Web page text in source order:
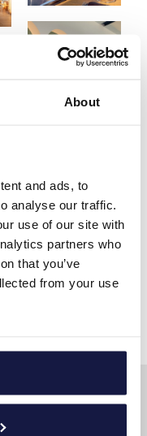
About
and ads, to
analyse our traffic.
use of our site with
partners who
that you’ve
from your use